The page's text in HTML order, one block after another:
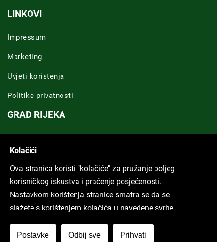
LINKOVI
Impressum
Marketing
Uvjeti koristenja
Politike privatnosti
GRAD RIJEKA
ARHIVA TEKSTOVA
Svi tekstovi
Kolačići
Ova stranica koristi "kolačiće" za pružanje boljeg
korisničkog iskustva i praćenje posjećenosti.
Nastavkom korištenja stranice smatra se da se
slažete s korištenjem kolačića u navedene svrhe.
Postavke Odbij sve Prihvati